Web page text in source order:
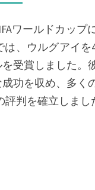
ル
ラ
ン：
ワ
ー
ワールドカップ
、ウルグアイを
受賞しました。
功を収め、多く
判を確立しまし